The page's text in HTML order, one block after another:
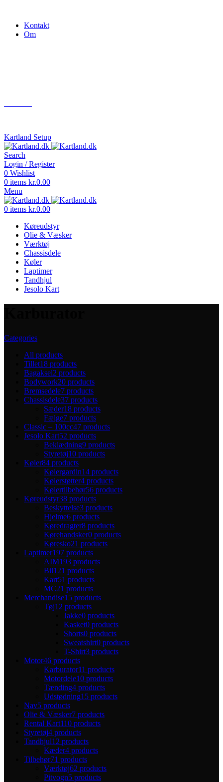
Kontakt
Om
Kartland Setup
Search
Login / Register
0 Wishlist
0 items kr.0.00
Menu
0 items kr.0.00
Køreudstyr
Olie & Væsker
Værktøj
Chassisdele
Køler
Laptimer
Tandhjul
Jesolo Kart
Categories
All products
Tillet18 products
Bagaksel2 products
Bodywork20 products
Bremsedele7 products
Chassisdele37 products
Sæder18 products
Fælge7 products
Classic – 100cc47 products
Jesolo Kart52 products
Beklædning9 products
Styretøj10 products
Køler84 products
Kølergardin14 products
Kølerstøtter4 products
Kølertilbehør56 products
Køreudstyr38 products
Beskyttelse3 products
Hjelme6 products
Køredragter8 products
Kørehandsker0 products
Køresko21 products
Laptimer197 products
AIM193 products
Bil121 products
Kart51 products
MC21 products
Merchandise15 products
Tøj12 products
Jakke0 products
Kasket0 products
Shorts0 products
Sweatshirt0 products
T-Shirt3 products
Motor46 products
Karburator11 products
Motordele10 products
Tænding4 products
Udstødning15 products
Nav5 products
Olie & Væsker7 products
Rental Kart110 products
Styretøj4 products
Tandhjul12 products
Kæder4 products
Tilbehør71 products
Værktøj62 products
Pitvogn5 products